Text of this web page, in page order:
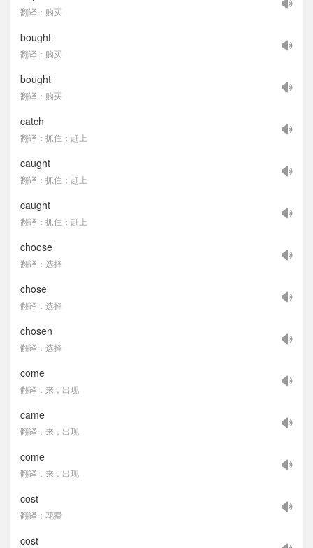
翻译：购买
bought
翻译：购买
bought
翻译：购买
catch
翻译：抓住；赶上
caught
翻译：抓住；赶上
caught
翻译：抓住；赶上
choose
翻译：选择
chose
翻译：选择
chosen
翻译：选择
come
翻译：来；出现
came
翻译：来；出现
come
翻译：来；出现
cost
翻译：花费
cost